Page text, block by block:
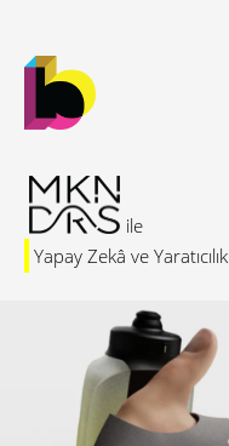
Yapay Zekâ ve Yaratıcılık